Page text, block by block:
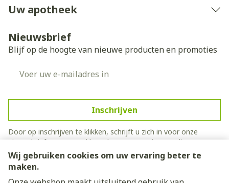
Wij gebruiken cookies om uw ervaring beter te
maken.
Uw apotheek
Nieuwsbrief
Blijf op de hoogte van nieuwe producten en promoties
Inschrijven
Door op inschrijven te klikken, schrijft u zich in voor onze
nieuwsbrief en gaat u akkoord met onzeprivacy policy.